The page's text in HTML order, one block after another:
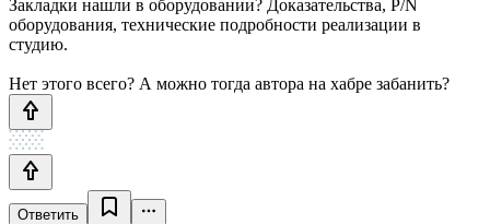
Закладки нашли в оборудовании? Доказательства, P/N
оборудования, технические подробности реализации в
студию.
Нет этого всего? А можно тогда автора на хабре забанить?
Ответить